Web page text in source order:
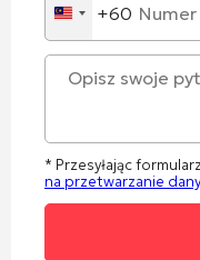
Malaysia
+60
+60
* Przesyłając
na przetwarzanie